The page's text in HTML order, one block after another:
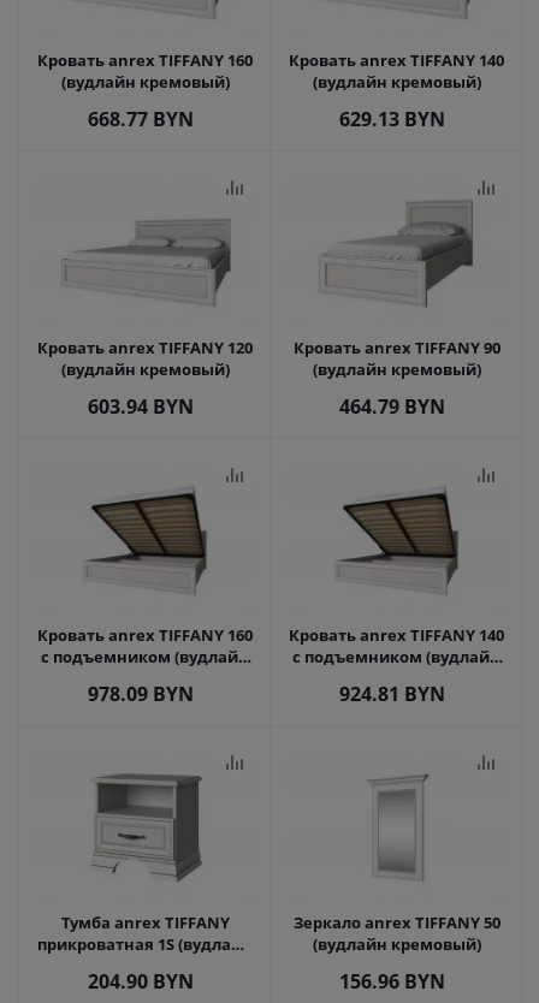
Кровать anrex TIFFANY 160
(вудлайн кремовый)
668.77 BYN
Кровать anrex TIFFANY 140
(вудлайн кремовый)
629.13 BYN
Кровать anrex TIFFANY 120
(вудлайн кремовый)
603.94 BYN
Кровать anrex TIFFANY 90
(вудлайн кремовый)
464.79 BYN
Кровать anrex TIFFANY 160
с подъемником (вудлайн
978.09 BYN
Кровать anrex TIFFANY 140
с подъемником (вудлайн
924.81 BYN
Тумба anrex TIFFANY
прикроватная 1S (вудлайн
204.90 BYN
Зеркало anrex TIFFANY 50
(вудлайн кремовый)
156.96 BYN